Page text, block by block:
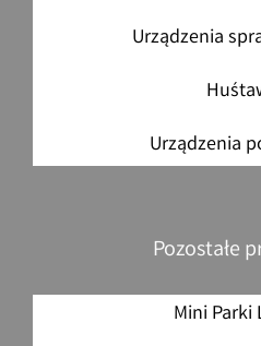
Urządzenia
Urządzenia
Pozostałe
Mini Parki